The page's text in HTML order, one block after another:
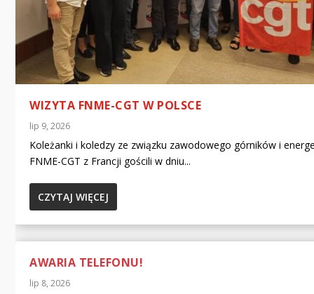
WIZYTA FNME-CGT W POLSCE
lip 9, 2026
Koleżanki i koledzy ze związku zawodowego górników i
FNME-CGT z Francji gościli w dniu...
CZYTAJ WIĘCEJ
AWARIA TELEFONU!
lip 8, 2026